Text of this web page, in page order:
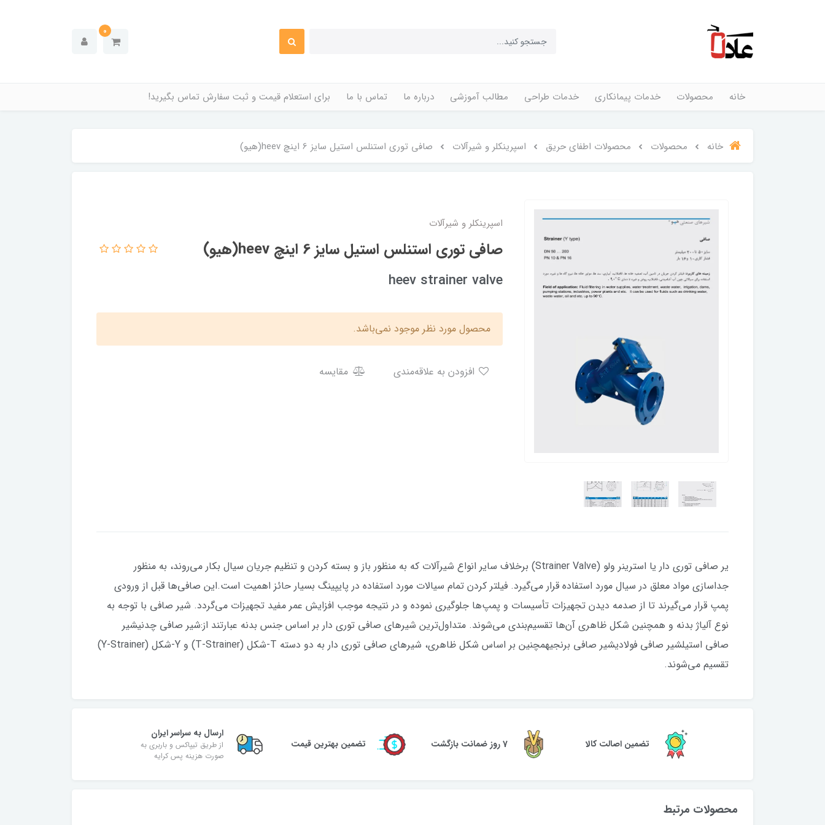
0
خانه محصولات خدمات پیمانکاری خدمات طراحی مطالب آموزشی درباره ما تماس با ما برای استعلام قیمت و ثبت سفارش تماس بگیرید!
خانه محصولات محصولات اطفای حریق اسپرینکلر و شیرآلات صافی توری استنلس استیل سایز 6 اینچ heev(هیو)
اسپرینکلر و شیرآلات
صافی توری استنلس استیل سایز 6 اینچ heev(هیو)
heev strainer valve
محصول مورد نظر موجود نمی‌باشد.
مقایسه
یر صافی توری دار یا استرینر ولو (Strainer Valve) برخلاف سایر انواع شیرآلات که به منظور باز و بسته کردن و تنظیم جریان سیال بکار می‌روند، به منظور
جداسازی مواد معلق در سیال مورد استفاده قرار می‌گیرد. فیلتر کردن تمام سیالات مورد استفاده در پایپینگ بسیار حائز اهمیت است.این صافی‌ها قبل از ورودی
پمپ قرار می‌گیرند تا از صدمه دیدن تجهیزات تأسیسات و پمپ‌ها جلوگیری نموده و در نتیجه موجب افزایش عمر مفید تجهیزات می‌گردد. شیر صافی با توجه به
نوع آلیاژ بدنه و همچنین شکل ظاهری آن‌ها تقسیم‌بندی می‌شوند. متداول‌ترین شیرهای صافی توری دار بر اساس جنس بدنه عبارتند از:شیر صافی چدنیشیر
صافی استیلشیر صافی فولادیشیر صافی برنجیهمچنین بر اساس شکل ظاهری، شیرهای صافی توری دار به دو دسته T-شکل (T-Strainer) و Y-شکل (Y-Strainer)
تقسیم می‌شوند.
تضمین اصالت کالا 7 روز ضمانت بازگشت تضمین بهترین قیمت
ارسال به سراسر ایران
از طریق تیپاکس و باربری به
صورت هزینه پس کرایه
محصولات مرتبط